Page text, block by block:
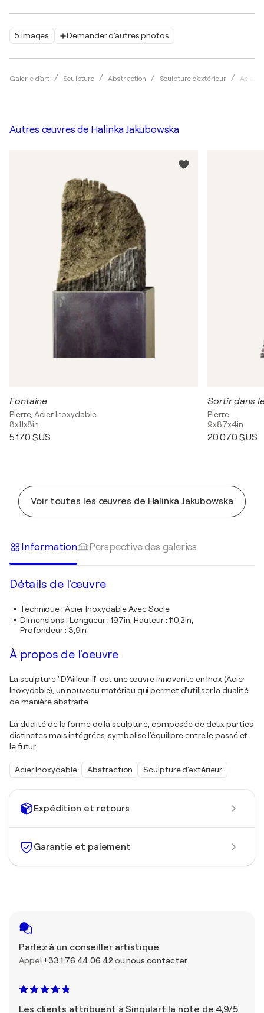
5 images Demander d'autres photos
Galerie d'art Sculpture Abstraction Sculpture d'extérieur Acier
Expédition et retours
Garantie et paiement
Parlez à un conseiller artistique
Appel +33 1 76 44 06 42 ounous contacter
Les clients attribuent à Singulart la note de 4,9/5
Autres œuvres de Halinka Jakubowska
Fontaine
Pierre, Acier Inoxydable
8x11x8in
5 170 $US
Sortir dans
Pierre
9x87x4in
20 070 $US
Voir toutes les œuvres de Halinka Jakubowska
Information Perspective des galeries
Détails de l'œuvre
Technique: Acier Inoxydable Avec Socle
Dimensions : Longueur : 19,7in, Hauteur : 110,2in,
Profondeur : 3,9in
À propos de l'oeuvre
La sculpture "D'Ailleur II" est une œuvre innovante en Inox (Acier
Inoxydable), un nouveau matériau qui permet d'utiliser la dualité
de manière abstraite.
La dualité de la forme de la sculpture, composée de deux parties
distinctes mais intégrées, symbolise l'équilibre entre le passé et
le futur.
Acier Inoxydable Abstraction Sculpture d'extérieur